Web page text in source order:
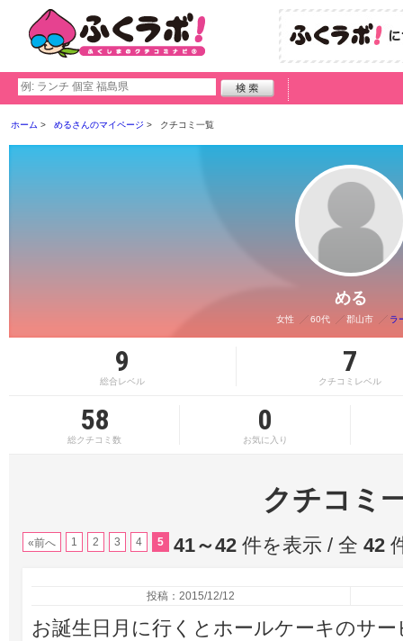
ホーム めるさんのマイページ クチコミ一覧
める
女性 60代 郡山市 ラ
9
総合レベル
7
クチコミレベル
58
総クチコミ数
0
お気に入り
クチコミ
«前へ 1 2 3 4 5 41～42 件を表示 / 全 42
投稿：2015/12/12
お誕生日月に行くとホールケーキのサ